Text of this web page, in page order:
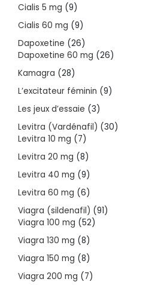
Cialis 5 mg 99
products
Cialis 60 mg 99
products
Dapoxetine 2626
products
Dapoxetine 60 mg 2626
Kamagra 2828
products
L’excitateur féminin 99
Les jeux d’essaie 33
products
Levitra (Vardénafil) 3030
Levitra 10 mg 77
products
Levitra 20 mg 88
products
Levitra 40 mg 99
products
Levitra 60 mg 66
products
Viagra (sildenafil) 9191
Viagra 100 mg 5252
Viagra 130 mg 88
products
Viagra 150 mg 88
products
Viagra 200 mg 77